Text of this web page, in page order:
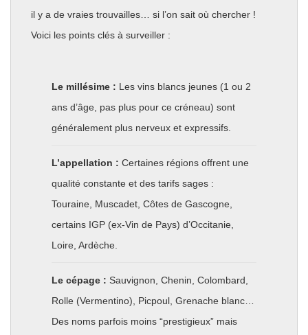
il y a de vraies trouvailles… si l’on sait où chercher !
Voici les points clés à surveiller :
Le millésime : Les vins blancs jeunes (1 ou 2
ans d’âge, pas plus pour ce créneau) sont
généralement plus nerveux et expressifs.
L’appellation : Certaines régions offrent une
qualité constante et des tarifs sages :
Touraine, Muscadet, Côtes de Gascogne,
certains IGP (ex-Vin de Pays) d’Occitanie,
Loire, Ardèche.
Le cépage : Sauvignon, Chenin, Colombard,
Rolle (Vermentino), Picpoul, Grenache blanc…
Des noms parfois moins “prestigieux” mais